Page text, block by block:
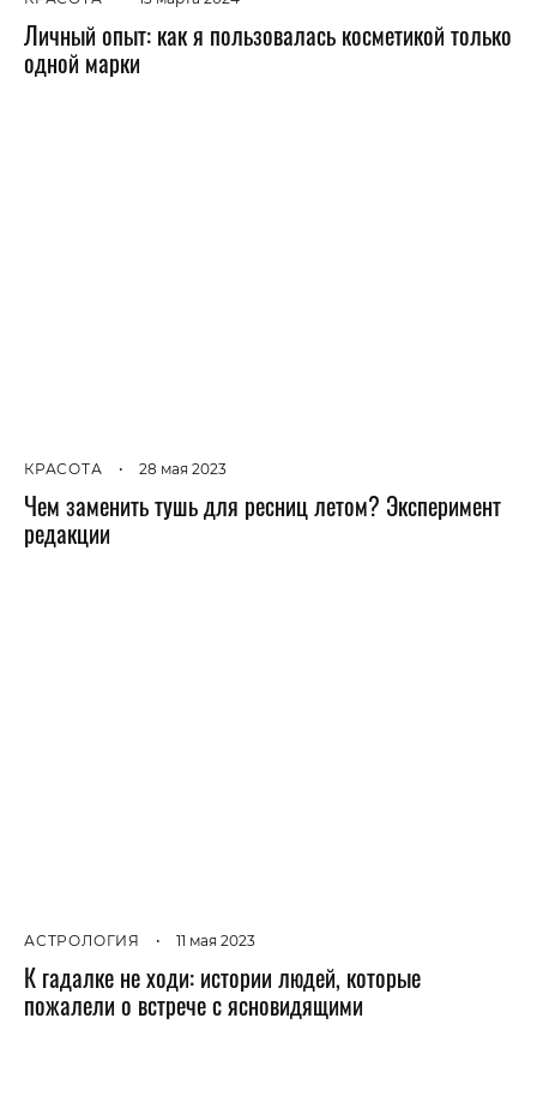
Личный опыт: как я пользовалась косметикой только
одной марки
КРАСОТА • 28 мая 2023
Чем заменить тушь для ресниц летом? Эксперимент
редакции
АСТРОЛОГИЯ • 11 мая 2023
К гадалке не ходи: истории людей, которые
пожалели о встрече с ясновидящими